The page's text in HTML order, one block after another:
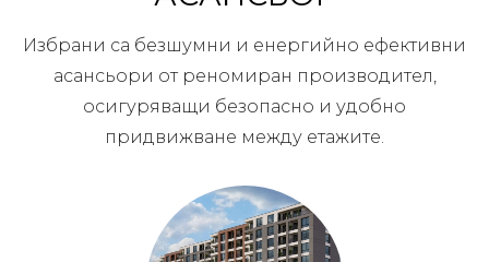
Избрани са безшумни и енергийно ефективни
асансьори от реномиран производител,
осигуряващи безопасно и удобно
придвижване между етажите.